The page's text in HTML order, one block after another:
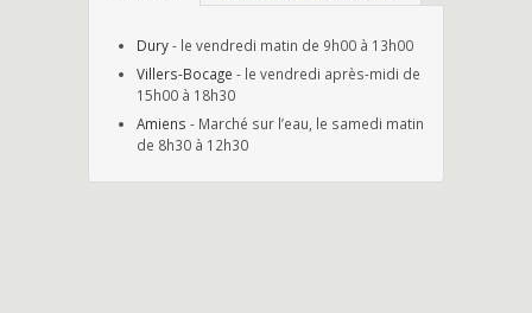
Dury- le vendredi matin de 9h00 à 13h00
Villers-Bocage - le vendredi après-midi de
15h00 à 18h30
Amiens - Marché sur l’eau, le samedi matin
de 8h30 à 12h30